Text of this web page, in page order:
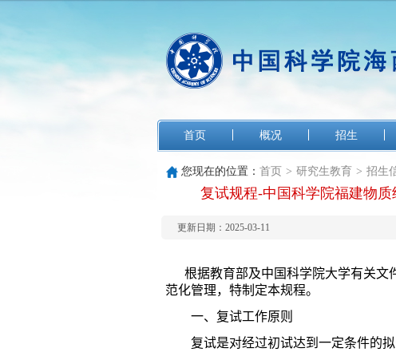
首页 概况 招生
您现在的位置： 首页 > 研究生教育 > 招生
复试规程-中国科学院福建物质
更新日期：2025-03-11
根据教育部及中国科学院大学有关文
范化管理，特制定本规程。
一、复试工作原则
复试是对经过初试达到一定条件的拟